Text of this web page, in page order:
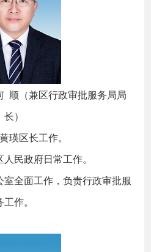
（兼区行政审批服务局局
长）
区长工作。
民政府日常工作。
全面工作，负责行政审批服
工作。